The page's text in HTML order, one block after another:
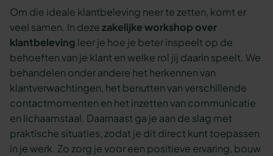
Om die ideale klantbeleving neer te zetten, komt er
veel samen. In dezezakelijke workshop over
klantbeleving leer je hoe je beter inspeelt op de
behoeften van je klant en welke rol jij daarin speelt. We
behandelen onder andere het herkennen van
klantverwachtingen, het benutten van verschillende
contactmomenten en het inzetten van communicatie
en lichaamstaal. Daarnaast ga je aan de slag met
praktische situaties, zodat je dit direct kunt toepassen
in je werk. Zo zorg je voor een positieve ervaring, bouw